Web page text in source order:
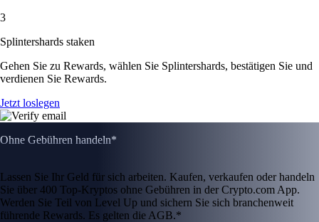
3
Splintershards staken
Gehen Sie zu Rewards, wählen Sie Splintershards, bestätigen Sie und
verdienen Sie Rewards.
Jetzt loslegen
Ohne Gebühren handeln*
Lassen Sie Ihr Geld für sich arbeiten. Kaufen, verkaufen oder handeln
Sie über 400 Top-Kryptos ohne Gebühren in der Crypto.com App.
Werden Sie Teil von Level Up und sichern Sie sich branchenweit
führende Rewards. Es gelten die AGB.*